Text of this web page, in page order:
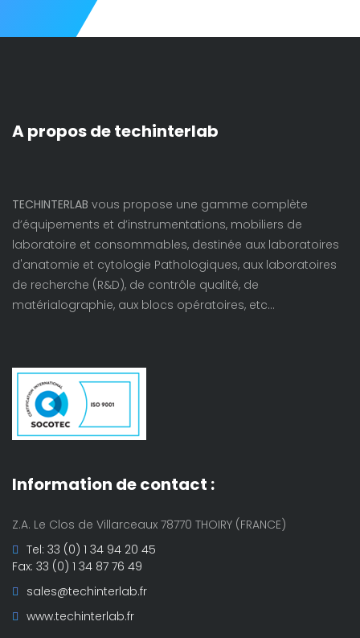
A propos de techinterlab
TECHINTERLAB vous propose une gamme complète
d’équipements et d’instrumentations, mobiliers de
laboratoire et consommables, destinée aux laboratoires
d'anatomie et cytologie Pathologiques, aux laboratoires
de recherche (R&D), de contrôle qualité, de
matérialographie, aux blocs opératoires, etc…
Information de contact :
Z.A. Le Clos de Villarceaux 78770 THOIRY (FRANCE)
Tel: 33 (0) 1 34 94 20 45
Fax: 33 (0) 1 34 87 76 49
sales@techinterlab.fr
www.techinterlab.fr